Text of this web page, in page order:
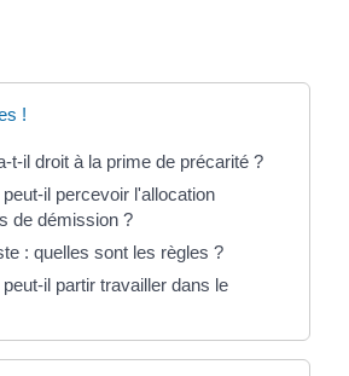
!
t-il droit à la prime de précarité ?
il percevoir l'allocation
de démission ?
: quelles sont les règles ?
il partir travailler dans le